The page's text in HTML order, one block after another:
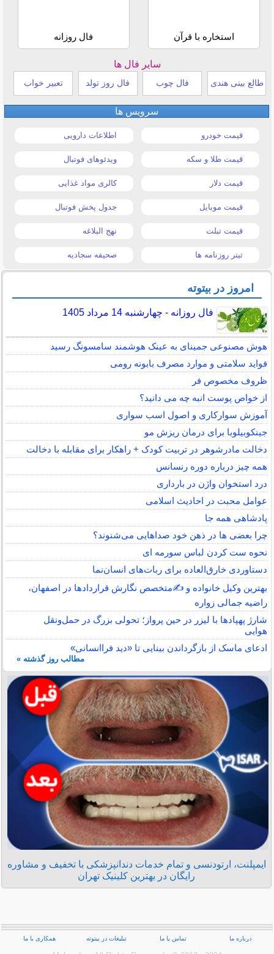
استخاره با قرآن فال روزانه
سایر فال ها
طالع بینی هندی فال چوب فال روز تولد تعبیر خواب
سرویس ها
قیمت خودرو اطلاعات دارویی
قیمت طلا و سکه ویدئوهای فوتبال
قیمت دلار کالری مواد غذایی
قیمت موبایل جدول پخش فوتبال
قیمت تبلت نهج البلاغه
تیتر روزنامه ها صحیفه سجادیه
امروز در بیتوته
فال روزانه - چهارشنبه 14 مرداد 1405
هوش مصنوعی جمینای به عینک هوشمند سامسونگ رسید
فواید سلامتی و موارد مصرف بابونه رومی
ظروف مخصوص فر
از خواص پوست انبه چه می دانید؟
آموزش سوارکاری و اصول اسب سواری
جینکوبیلوبا برای درمان ریزش مو
دخالت مادرشوهر در تربیت کودک + راهکار برای مقابله با دخالت
همه چیز درباره دوره رنسانس
درد استخوان واژن در بارداری
عوامل محبت در احادیث اسلامى
پادشاهی همه جا
چرا بعضی ها در ذهن خود صداهایی می‌شنوند؟
نحوه ست کردن لباس سورمه ای
دستاوردی خارق‌العاده برای ربات‌های انسان‌نما
بهترین وکیل خانواده و ✍️متخصص نگارش قراردادها در اصفهان،
راضیه جمالی زواره
شارژ پهپادها با لیزر در حین پرواز؛ تحولی بزرگ در حمل‌ونقل
هوایی
ادعای ماسک از بازگرداندن بینایی تا «دید فراانسانی»
مطالب روز گذشته »
ایمپلنت، ارتودنسی و تمام خدمات دندانپزشکی با تخفیف و مشاوره
رایگان در بهترین کلینیک تهران
درباره ما تماس با ما تبلیغات در بیتوته همکاری با ما